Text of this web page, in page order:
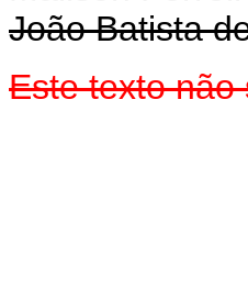
João Batista
Este texto não